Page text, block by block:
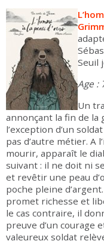
Seuil
Age :
Un
annonçant la fin de la
l’exception d’un
pas d’autre métier. A
mourir, apparaît le
suivant : il ne doit ni
et revêtir une peau
poche pleine
promet richesse et
le cas contraire, il
preuve d’un courage
valeureux soldat